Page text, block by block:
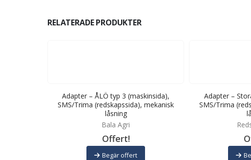
RELATERADE PRODUKTER
Adapter – ÅLÖ typ 3 (maskinsida),
SMS/Trima (redskapssida), mekanisk
låsning
Bala Agri
Offert!
Begär offert
Adapter –
SMS/Trima